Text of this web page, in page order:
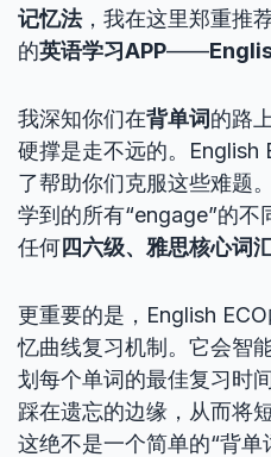
记忆法，我在这里郑重推
的英语学习APP——
我深知你们在背单词的路
硬撑是走不远的。English
了帮助你们克服这些难题
学到的所有“engage”的
任何四六级、雅思核心词
更重要的是，English
忆曲线复习机制。它会智
划每个单词的最佳复习时
踩在遗忘的边缘，从而将
这绝不是一个简单的“背